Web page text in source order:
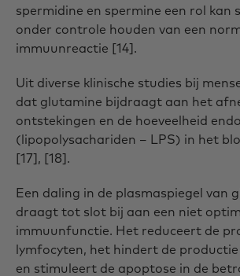
spermidine en spermine een rol kan
onder controle houden van een
immuunreactie [14].
Uit diverse klinische studies bij
dat glutamine bijdraagt aan het
ontstekingen en de hoeveelheid
(lipopolysachariden – LPS) in het
[17], [18].
Een daling in de plasmaspiegel van
draagt tot slot bij aan een niet
immuunfunctie. Het reduceert de
lymfocyten, het hindert de
en stimuleert de apoptose in de